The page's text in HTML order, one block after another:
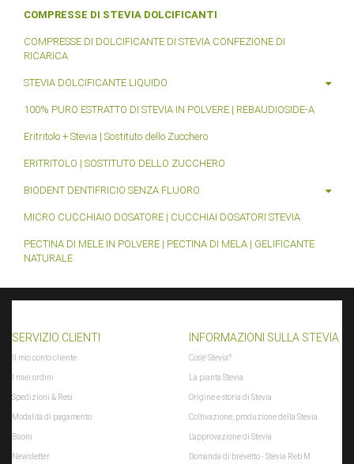
COMPRESSE DI STEVIA DOLCIFICANTI
COMPRESSE DI DOLCIFICANTE DI STEVIA CONFEZIONE DI
RICARICA
STEVIA DOLCIFICANTE LIQUIDO
100% PURO ESTRATTO DI STEVIA IN POLVERE | REBAUDIOSIDE-A
Eritritolo + Stevia | Sostituto dello Zucchero
ERITRITOLO | SOSTITUTO DELLO ZUCCHERO
BIODENT DENTIFRICIO SENZA FLUORO
MICRO CUCCHIAIO DOSATORE | CUCCHIAI DOSATORI STEVIA
PECTINA DI MELE IN POLVERE | PECTINA DI MELA | GELIFICANTE
NATURALE
SERVIZIO CLIENTI
Il mio conto cliente
I miei ordini
Spedizioni & Resi
Modalità di pagamento
Buoni
Newsletter
INFORMAZIONI SULLA STEVIA
Cos'e' Stevia?
La pianta Stevia
Origine e storia di Stevia
Coltivazione, produzione della Stevia
L'approvazione di Stevia
Domanda di brevetto - Stevia Reb M